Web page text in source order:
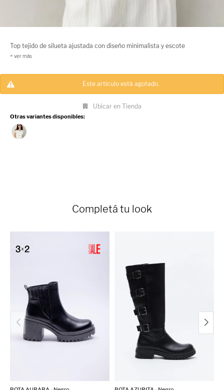
Top tejido de silueta ajustada con diseño minimalista y escote
asimétrico, sutilmente adornado con pequeños botones metálicos que
y delicadeza a cualquier look de día o noche. Una prenda femenina,
moderna y versátil.
Este artículo está agotado.
Ubicar en Tienda
Otras variantes disponibles:
Completá tu look